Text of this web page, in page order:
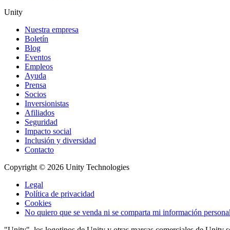
Unity
Nuestra empresa
Boletín
Blog
Eventos
Empleos
Ayuda
Prensa
Socios
Inversionistas
Afiliados
Seguridad
Impacto social
Inclusión y diversidad
Contacto
Copyright © 2026 Unity Technologies
Legal
Política de privacidad
Cookies
No quiero que se venda ni se comparta mi información personal